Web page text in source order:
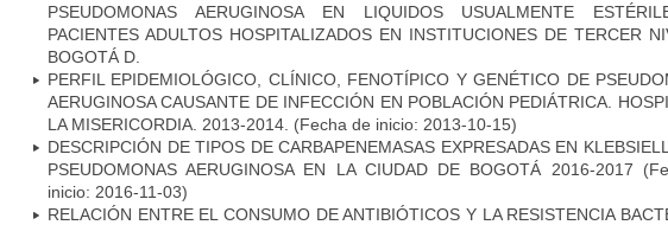
PSEUDOMONAS AERUGINOSA EN LIQUIDOS USUALMENTE
PACIENTES ADULTOS HOSPITALIZADOS EN INSTITUCIONES DE TERCER
BOGOTÁ D.
PERFIL EPIDEMIOLÓGICO, CLÍNICO, FENOTÍPICO Y GENÉTICO DE
AERUGINOSA CAUSANTE DE INFECCIÓN EN POBLACIÓN PEDIÁTRICA.
LA MISERICORDIA. 2013-2014. (Fecha de inicio: 2013-10-15)
DESCRIPCIÓN DE TIPOS DE CARBAPENEMASAS EXPRESADAS EN
PSEUDOMONAS AERUGINOSA EN LA CIUDAD DE BOGOTÁ 2016-2017
inicio: 2016-11-03)
RELACIÓN ENTRE EL CONSUMO DE ANTIBIÓTICOS Y LA RESISTENCIA